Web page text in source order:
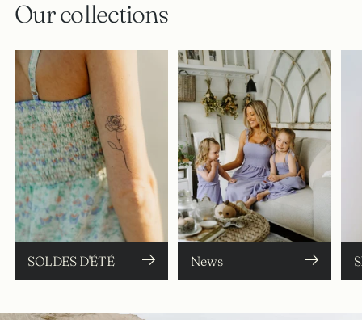
Our collections
SOLDES D'ÉTÉ News